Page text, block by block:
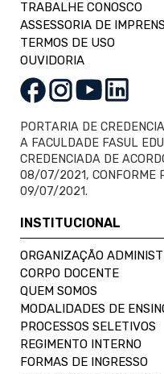
TRABALHE CONOSCO
ASSESSORIA DE
TERMOS DE USO
OUVIDORIA
PORTARIA DE
A FACULDADE FASUL
CREDENCIADA DE
08/07/2021, CONFORME
09/07/2021.
INSTITUCIONAL
ORGANIZAÇÃO
CORPO DOCENTE
QUEM SOMOS
MODALIDADES DE
PROCESSOS SELETIVOS
REGIMENTO INTERNO
FORMAS DE INGRESSO